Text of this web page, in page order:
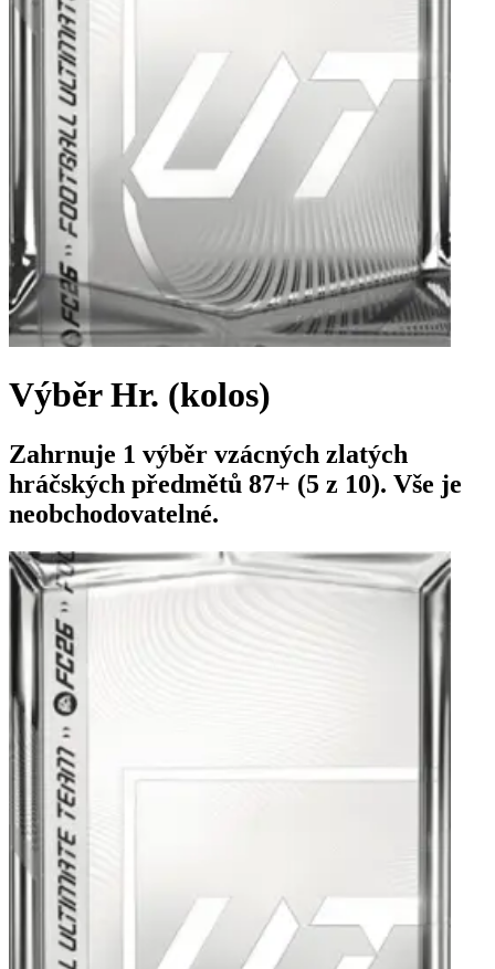
Výběr Hr. (kolos)
Zahrnuje 1 výběr vzácných zlatých
hráčských předmětů 87+ (5 z 10). Vše je
neobchodovatelné.